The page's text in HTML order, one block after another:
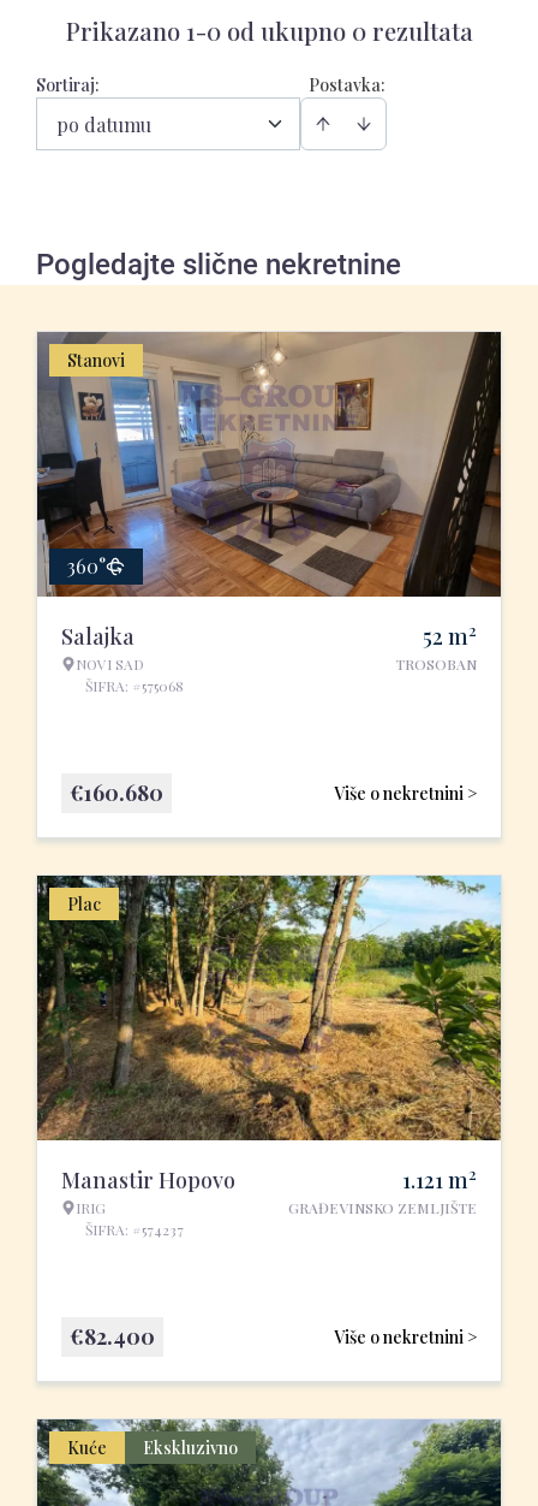
Prikazano 1-0 od ukupno 0 rezultata
Postavka:
Sortiraj:
po datumu
Pogledajte slične nekretnine
Stanovi
360°
Salajka
NOVI SAD
ŠIFRA: #575068
52 m2
TROSOBAN
Više o nekretnini >
€160.680
Plac
Manastir Hopovo
IRIG
ŠIFRA: #574237
1.121m2
GRAĐEVINSKO ZEMLJIŠTE
Više o nekretnini >
€82.400
Kuće Ekskluzivno